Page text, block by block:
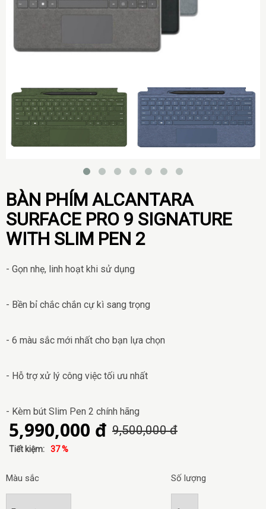
BÀN PHÍM ALCANTARA
SURFACE PRO 9 SIGNATURE
WITH SLIM PEN 2
- Gọn nhẹ, linh hoạt khi sử dụng
- Bền bỉ chắc chắn cự kì sang trọng
- 6 màu sắc mới nhất cho bạn lựa chọn
- Hỗ trợ xử lý công việc tối ưu nhất
- Kèm bút Slim Pen 2 chính hãng
5,990,000 đ 9,500,000 đ
Tiết kiệm: 37 %
Màu sắc Số lượng